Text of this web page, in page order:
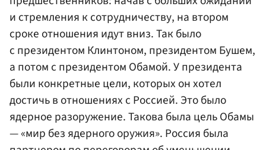
и стремления к сотрудничеству, на втором
сроке отношения идут вниз. Так было
с президентом Клинтоном, президентом Бушем,
а потом с президентом Обамой. У президента
были конкретные цели, которых он хотел
достичь в отношениях с Россией. Это было
ядерное разоружение. Такова была цель Обамы
— «мир без ядерного оружия». Россия была